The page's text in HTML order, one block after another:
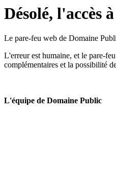
Désolé, l'accès
Le pare-feu web de Domaine
L'erreur est humaine, et le pare-
complémentaires et la possibilité
L'équipe de Domaine Public